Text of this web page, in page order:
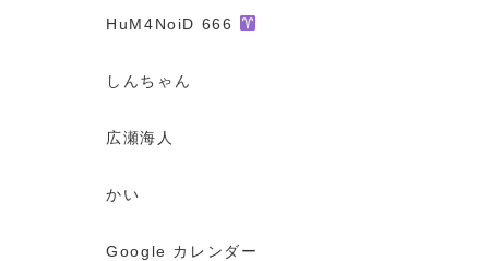
HuM4NoiD 666
しんちゃん
広瀬海人
かい
Google カレンダー